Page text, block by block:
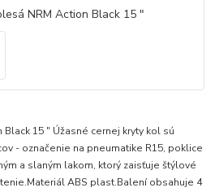
15 " Úžasné cernej kryty kol sú
- označenie na pneumatike R15, poklice
a slaným lakom, ktorý zaisťuje štýlové
ABS plast.Balení obsahuje 4